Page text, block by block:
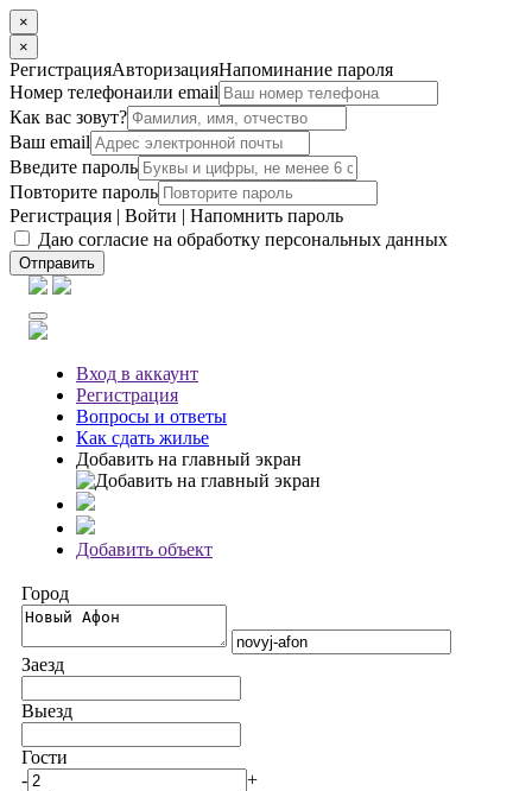
×
×
РегистрацияАвторизацияНапоминание пароля
Номер телефонаили email
Как вас зовут?
Ваш email
Введите пароль
Повторите пароль
Регистрация | Войти | Напомнить пароль
Даю согласие на обработку персональных данных
Отправить
Вход в аккаунт
Регистрация
Вопросы и ответы
Как сдать жилье
Добавить на главный экран
Добавить объект
Город
Заезд
Выезд
Гости
-
+